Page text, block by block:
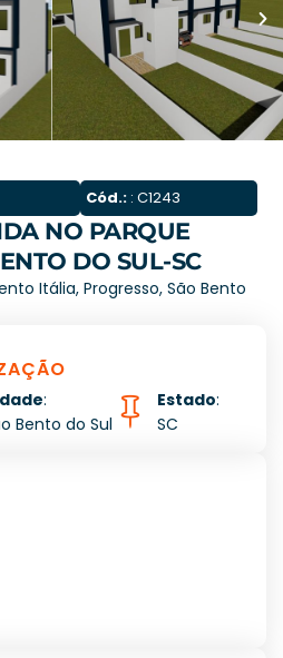
Cód.: : C1243
NO PARQUE
DO SUL-SC
Itália, Progresso, São Bento
:
Bento do Sul
Estado:
SC